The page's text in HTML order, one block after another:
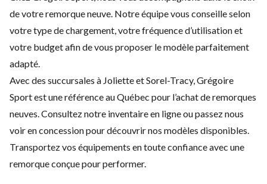
de votre remorque neuve. Notre équipe vous conseille selon
votre type de chargement, votre fréquence d’utilisation et
votre budget afin de vous proposer le modèle parfaitement
adapté.
Avec des succursales à Joliette et Sorel-Tracy, Grégoire
Sport est une référence au Québec pour l’achat de remorques
neuves. Consultez notre inventaire en ligne ou passez nous
voir en concession pour découvrir nos modèles disponibles.
Transportez vos équipements en toute confiance avec une
remorque conçue pour performer.